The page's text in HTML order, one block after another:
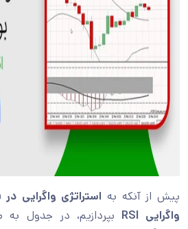
پیش از آنکه به استراتژی واگرایی
واگرایی RSI
بپردازیم، در جدول